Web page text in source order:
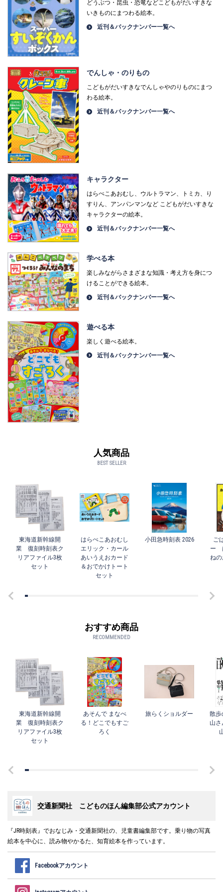
どうぶつ・昆虫・恐竜などこどもがだいすきな
いきものにまつわる絵本。
近刊＆バックナンバー一覧へ
でんしゃ・のりもの
こどもがだいすきなでんしゃやのりものにまつ
わる絵本。
近刊＆バックナンバー一覧へ
キャラクター
はらぺこあおむし、ウルトラマン、トミカ、り
すりん、アンパンマンなど こどもがだいすきな
キャラクターの絵本。
近刊＆バックナンバー一覧へ
学べる本
楽しみながらさまざまな知識・考え方を身につ
けることができる絵本。
近刊＆バックナンバー一覧へ
遊べる本
楽しく遊べる絵本。
近刊＆バックナンバー一覧へ
人気商品
BEST SELLER
東海道新幹線開
業 復刻時刻表ク
リアファイル3枚
セット
はらぺこあおむし
エリック・カール
あいうえおカード
＆おでかけトート
セット
小田急時刻表 2026
ご
ー
ね
おすすめ商品
RECOMMENDED
東海道新幹線開
業 復刻時刻表ク
リアファイル3枚
セット
あそんで まなべ
る！どこでもすご
ろく
旅らくショルダー
散歩
山さ
交通新聞社 こどものほん編集部公式アカウント
『JR時刻表』でおなじみ・交通新聞社の、児童書編集部です。乗り物の写真
絵本を中心に、読み物やかるた、知育絵本を作っています。
Facebookアカウント